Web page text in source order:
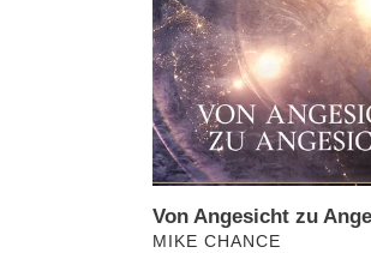
Von Angesicht zu
VERKÄUFER
MIKE CHANCE